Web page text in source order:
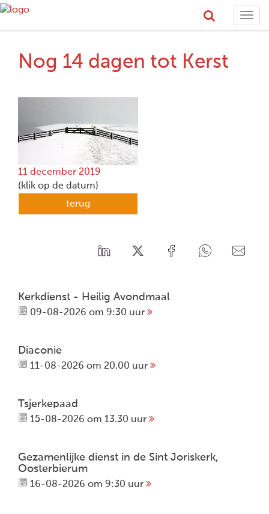
Nog 14 dagen tot Kerst
11 december 2019
(klik op de datum)
terug
Kerkdienst - Heilig Avondmaal
09-08-2026 om 9:30 uur
Diaconie
11-08-2026 om 20.00 uur
Tsjerkepaad
15-08-2026 om 13.30 uur
Gezamenlijke dienst in de Sint Joriskerk,
Oosterbierum
16-08-2026 om 9:30 uur